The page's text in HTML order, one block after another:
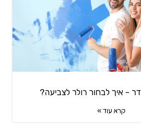
– איך לבחור רולר לצביעה?
קרא עוד »